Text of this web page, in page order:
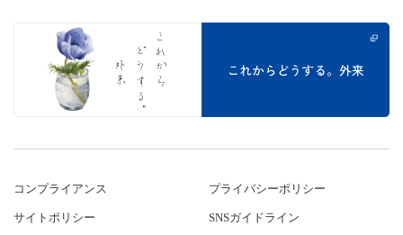
コンプライアンス プライバシーポリシー
サイトポリシー SNSガイドライン